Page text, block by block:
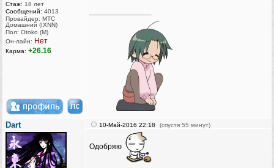
Стаж: 18 лет
Сообщений: 4013
Провайдер: МТС
Домашний (IXNN)
Пол: Otoko (M)
Он-лайн: Нет
Карма: +26.16
Dart 10-Май-2016 22:18 (спустя 55 минут)
Одобряю